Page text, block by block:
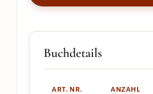
Buchdetails
ART. NR.
ANZAHL